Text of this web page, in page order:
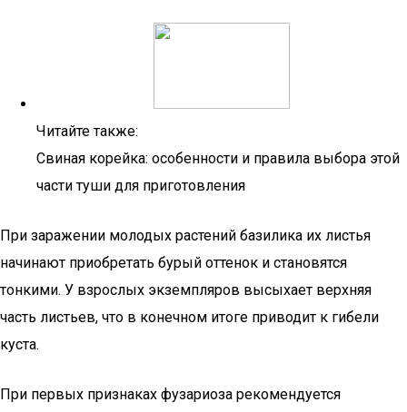
Читайте также:
Свиная корейка: особенности и правила выбора этой
части туши для приготовления
При заражении молодых растений базилика их листья
начинают приобретать бурый оттенок и становятся
тонкими. У взрослых экземпляров высыхает верхняя
часть листьев, что в конечном итоге приводит к гибели
куста.
При первых признаках фузариоза рекомендуется